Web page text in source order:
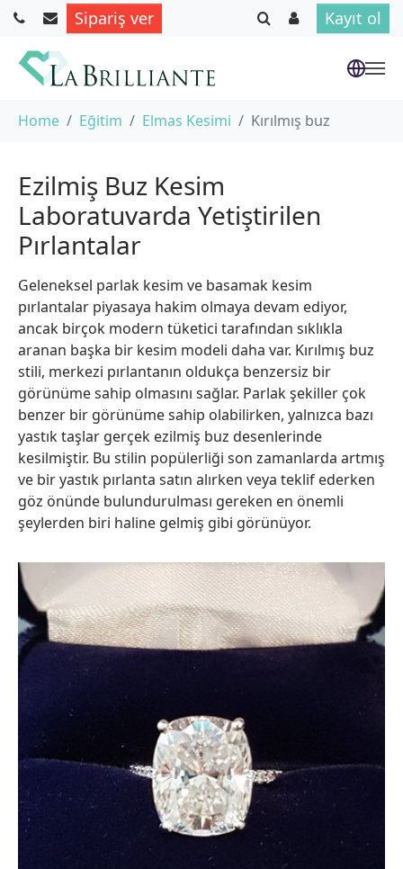
Sipariş ver Kayıt ol
Home Eğitim Elmas Kesimi Kırılmış buz
Ezilmiş Buz Kesim
Laboratuvarda Yetiştirilen
Pırlantalar
Geleneksel parlak kesim ve basamak kesim
pırlantalar piyasaya hakim olmaya devam ediyor,
ancak birçok modern tüketici tarafından sıklıkla
aranan başka bir kesim modeli daha var. Kırılmış buz
stili, merkezi pırlantanın oldukça benzersiz bir
görünüme sahip olmasını sağlar. Parlak şekiller çok
benzer bir görünüme sahip olabilirken, yalnızca bazı
yastık taşlar gerçek ezilmiş buz desenlerinde
kesilmiştir. Bu stilin popülerliği son zamanlarda artmış
ve bir yastık pırlanta satın alırken veya teklif ederken
göz önünde bulundurulması gereken en önemli
şeylerden biri haline gelmiş gibi görünüyor.